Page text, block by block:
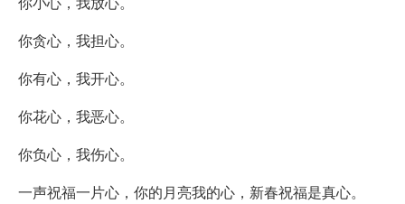
你贪心，我担心。
你有心，我开心。
你花心，我恶心。
你负心，我伤心。
一声祝福一片心，你的月亮我的心，新春祝福是真心。